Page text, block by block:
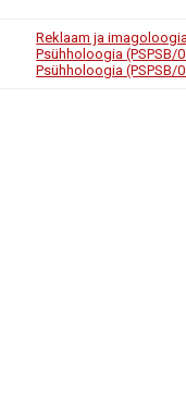
Reklaam ja
Psühholoogia (PSPSB/
Psühholoogia (PSPSB/